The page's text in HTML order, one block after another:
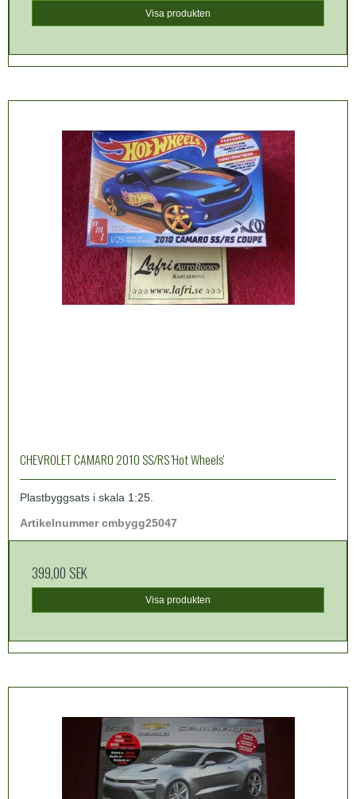
Visa produkten
CHEVROLET CAMARO 2010 SS/RS 'Hot Wheels'
Plastbyggsats i skala 1:25.
Artikelnummer cmbygg25047
399,00 SEK
Visa produkten